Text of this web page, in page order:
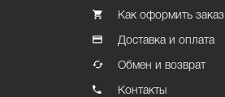
Как оформить заказ
Доставка и оплата
Обмен и возврат
Контакты